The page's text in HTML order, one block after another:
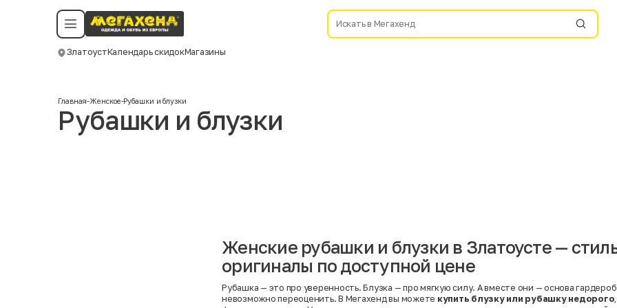
ЗлатоустКалендарь скидокМагазины
Политика конфиденциальности
©️ Мегахенд 2026. Все права защищены.
Смотреть все даты
Главная-Женское-Рубашки и блузки
Рубашки и блузки
Женские рубашки и блузки в Златоусте —
оригиналы по доступной цене
Рубашка — это про уверенность. Блузка — про мягкую силу. А вместе они — основа
невозможно переоценить. В Мегахенд вы можете купить блузку или рубашку недорого
Москва